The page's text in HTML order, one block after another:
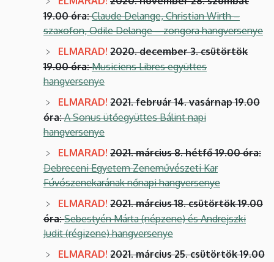
19.00 óra: Claude Delange, Christian Wirth –
szaxofon, Odile Delange – zongora hangversenye
ELMARAD! 2020. december 3. csütörtök
19.00 óra: Musiciens Libres együttes
hangversenye
ELMARAD! 2021. február 14. vasárnap 19.00
óra: A Sonus ütőegyüttes Bálint napi
hangversenye
ELMARAD! 2021. március 8. hétfő 19.00 óra:
Debreceni Egyetem Zeneművészeti Kar
Fúvószenekarának nőnapi hangversenye
ELMARAD! 2021. március 18. csütörtök 19.00
óra: Sebestyén Márta (népzene) és Andrejszki
Judit (régizene) hangversenye
ELMARAD! 2021. március 25. csütörtök 19.00